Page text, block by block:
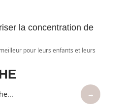
la concentration de
pour leurs enfants et leurs